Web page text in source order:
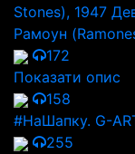
Stones), 1947
Рамоун
172
Показати опис
158
#НаШапку. G-
255